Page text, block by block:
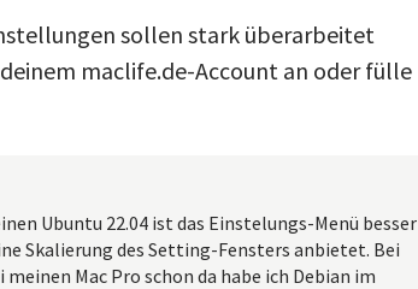
sollen stark überarbeitet
maclife.de-Account an oder fülle
Ubuntu 22.04 ist das Einstelungs-Menü besser
Skalierung des Setting-Fensters anbietet. Bei
Mac Pro schon da habe ich Debian im